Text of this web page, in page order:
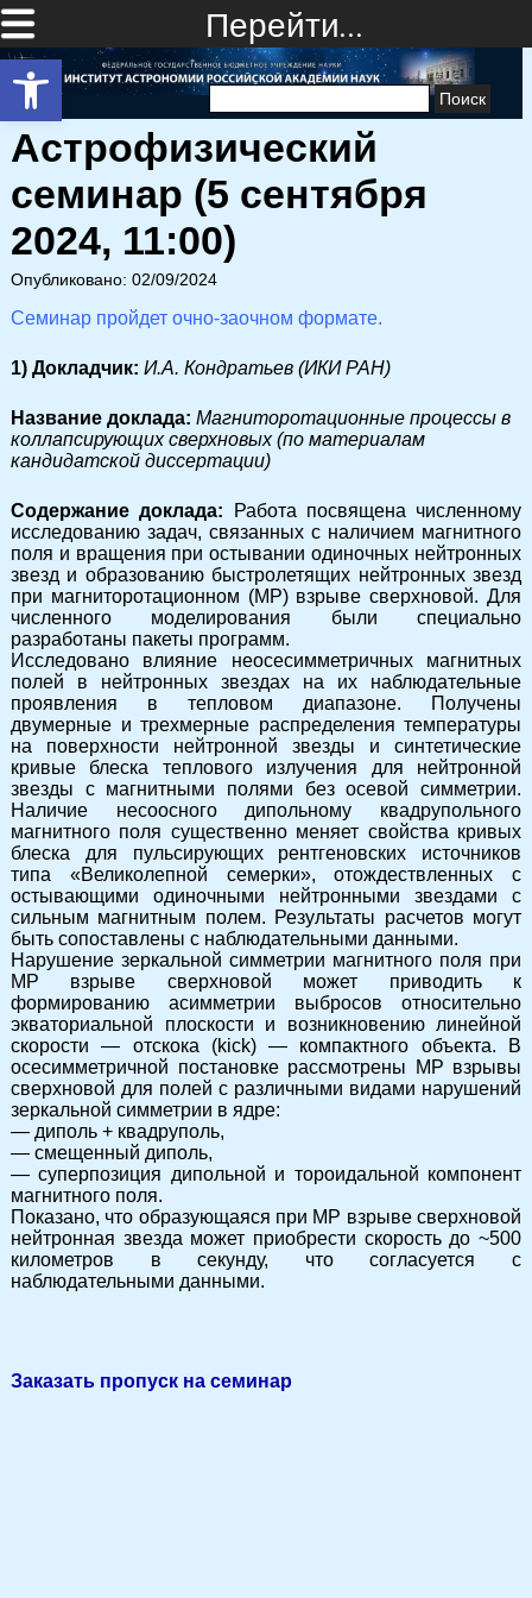
Открыть панель инструментов
Перейти…
Найти:
Астрофизический
семинар (5 сентября
2024, 11:00)
Опубликовано: 02/09/2024
Семинар пройдет очно-заочном формате.
1) Докладчик: И.А. Кондратьев (ИКИ РАН)
Название доклада: Магниторотационные процессы в
коллапсирующих сверхновых (по материалам
кандидатской диссертации)
Cодержание доклада: Работа посвящена численному
исследованию задач, связанных с наличием магнитного
поля и вращения при остывании одиночных нейтронных
звезд и образованию быстролетящих нейтронных звезд
при магниторотационном (МР) взрыве сверхновой. Для
численного моделирования были специально
разработаны пакеты программ.
Исследовано влияние неосесимметричных магнитных
полей в нейтронных звездах на их наблюдательные
проявления в тепловом диапазоне. Получены
двумерные и трехмерные распределения температуры
на поверхности нейтронной звезды и синтетические
кривые блеска теплового излучения для нейтронной
звезды с магнитными полями без осевой симметрии.
Наличие несоосного дипольному квадрупольного
магнитного поля существенно меняет свойства кривых
блеска для пульсирующих рентгеновских источников
типа «Великолепной семерки», отождествленных с
остывающими одиночными нейтронными звездами с
сильным магнитным полем. Результаты расчетов могут
быть сопоставлены с наблюдательными данными.
Нарушение зеркальной симметрии магнитного поля при
МР взрыве сверхновой может приводить к
формированию асимметрии выбросов относительно
экваториальной плоскости и возникновению линейной
скорости — отскока (kick) — компактного объекта. В
осесимметричной постановке рассмотрены МР взрывы
сверхновой для полей с различными видами нарушений
зеркальной симметрии в ядре:
— диполь + квадруполь,
— смещенный диполь,
— суперпозиция дипольной и тороидальной компонент
магнитного поля.
Показано, что образующаяся при МР взрыве сверхновой
нейтронная звезда может приобрести скорость до ~500
километров в секунду, что согласуется с
наблюдательными данными.
Заказать пропуск на семинар